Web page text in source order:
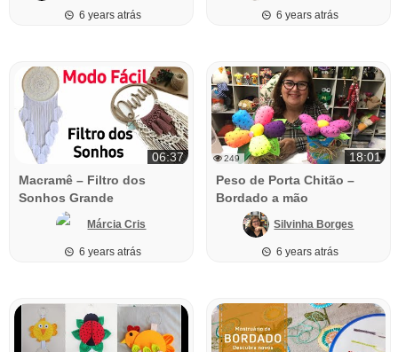
6 years atrás 6 years atrás
06:37
Macramê – Filtro dos
Sonhos Grande
Márcia Cris
6 years atrás
249
18:01
Peso de Porta Chitão –
Bordado a mão
Silvinha Borges
6 years atrás